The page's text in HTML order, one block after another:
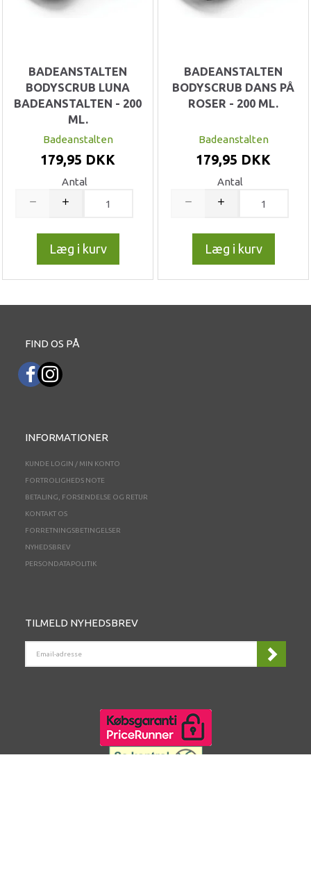
BADEANSTALTEN
BODYSCRUB LUNA
BADEANSTALTEN - 200
ML.
Badeanstalten
179,95 DKK
Antal
Læg i kurv
BADEANSTALTEN
BODYSCRUB DANS PÅ
ROSER - 200 ML.
Badeanstalten
179,95 DKK
Antal
Læg i kurv
FIND OS PÅ
INFORMATIONER
KUNDE LOGIN / MIN KONTO
FORTROLIGHEDS NOTE
BETALING, FORSENDELSE OG RETUR
KONTAKT OS
FORRETNINGSBETINGELSER
NYHEDSBREV
PERSONDATAPOLITIK
TILMELD NYHEDSBREV
ADRESSE